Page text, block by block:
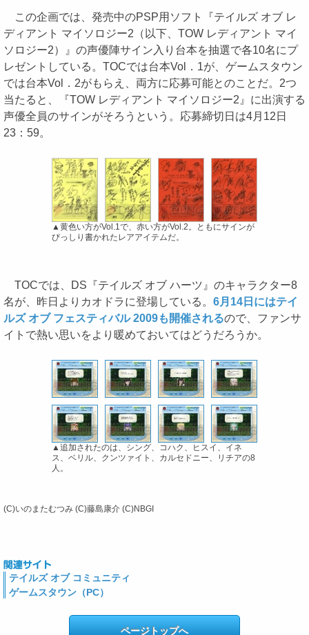
この企画では、発売中のPSP用ソフト『テイルズ オブ レ
ディアント マイソロジー2（以下、TOW レディアント マイ
ソロジー2）』の声優陣サイン入り台本を抽選で各10名にプ
レゼントしている。TOCでは台本Vol．1が、ゲームスタウン
では台本Vol．2がもらえ、両方に応募可能とのことだ。2つ
当たると、『TOW レディアント マイソロジー2』に出演する
声優全員のサインがそろうという。応募締切日は4月12日
23：59。
▲黄色い方がVol.1で、赤い方がVol.2。ともにサインが
びっしり書かれたレアアイテムだ。
TOCでは、DS『テイルズ オブ ハーツ』のキャラクター8
名が、昨日よりカオドラに登場している。 6月14日にはテイ
ルズ オブ フェスティバル 2009も開催されるので、ファンサ
イトで熱い思いをより暖めておいてはどうだろうか。
▲追加されたのは、シング、コハク、ヒスイ、イネ
ス、ベリル、クンツァイト、カルセドニー、リチアの8
人。
(C)いのまたむつみ (C)藤島康介 (C)NBGI
テイルズ オブ コミュニティ
ゲームスタウン（PC）
ページトップへ